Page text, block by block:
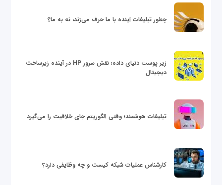
چطور تبلیغات آینده با ما حرف می‌زند، نه به ما؟
زیر پوست دنیای داده؛ نقش سرور HP در آینده زیرساخت
دیجیتال
تبلیغات هوشمند؛ وقتی الگوریتم جای خلاقیت را می‌گیرد
کارشناس عملیات شبکه کیست و چه وظایفی دارد؟